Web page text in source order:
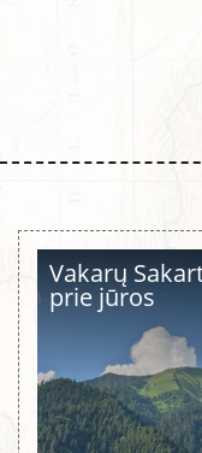
Vakarų
prie jūros